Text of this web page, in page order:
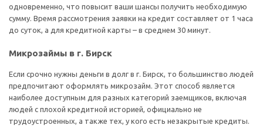
одновременно, что повысит ваши шансы получить необходимую
сумму. Время рассмотрения заявки на кредит составляет от 1 часа
до суток, а для кредитной карты – в среднем 30 минут.
Микрозаймы в г. Бирск
Если срочно нужны деньги в долг в г. Бирск, то большинство людей
предпочитают оформлять микрозайм. Этот способ является
наиболее доступным для разных категорий заемщиков, включая
людей с плохой кредитной историей, официально не
трудоустроенных, а также тех, у кого есть незакрытые кредиты.